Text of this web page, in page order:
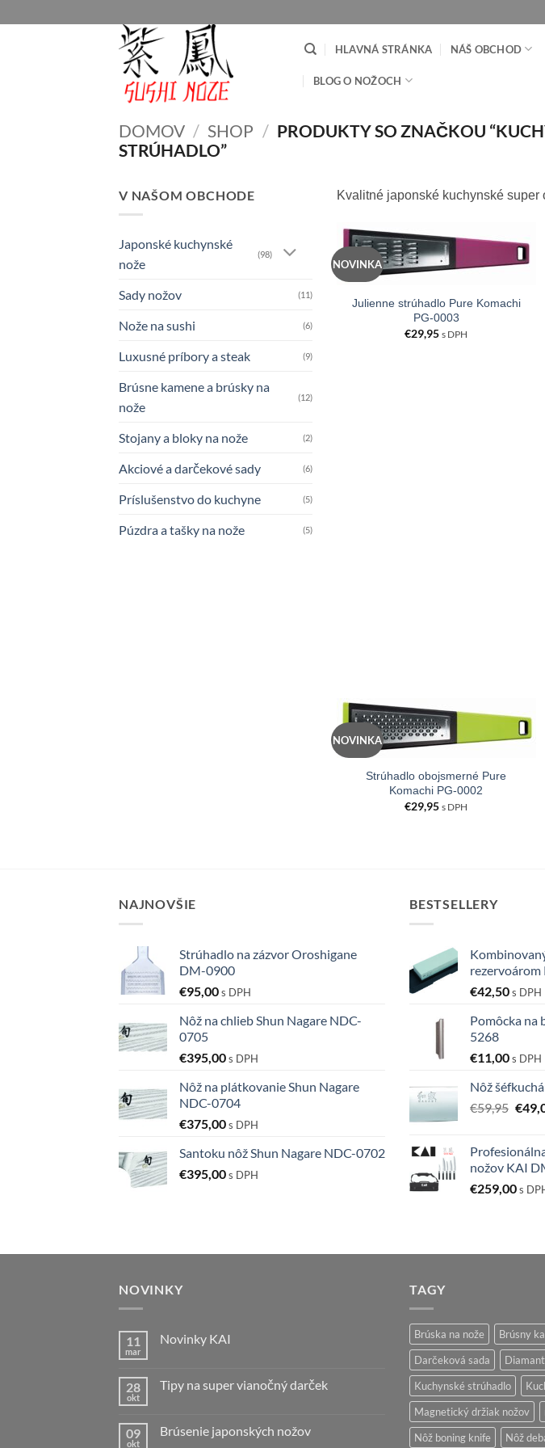
to
HLAVNÁ STRÁNKA NÁŠ OBCHOD
BLOG O NOŽOCH
DOMOV / SHOP / PRODUKTY SO ZNAČKOU
STRÚHADLO”
V NAŠOM OBCHODE
Japonské kuchynské
nože
(98)
Sady nožov (11)
Nože na sushi (6)
Luxusné príbory a steak (9)
Brúsne kamene a brúsky na
nože
(12)
Stojany a bloky na nože (2)
Akciové a darčekové sady (6)
Príslušenstvo do kuchyne (5)
Púzdra a tašky na nože (5)
Kvalitné japonské kuchynské super
NOVINKA
Julienne strúhadlo Pure Komachi
PG-0003
€29,95 s DPH
NOVINKA
Strúhadlo obojsmerné Pure
Komachi PG-0002
€29,95 s DPH
NAJNOVŠIE
Strúhadlo na zázvor Oroshigane
DM-0900
€95,00s DPH
Nôž na chlieb Shun Nagare NDC-
0705
€395,00s DPH
Nôž na plátkovanie Shun Nagare
NDC-0704
€375,00s DPH
Santoku nôž Shun Nagare NDC-0702
€395,00s DPH
BESTSELLERY
€42,50s DPH
Pomôcka na
5268
€11,00s DPH
Nôž
€59,95 €
nožov KAI
€259,00s
NOVINKY
11
mar
Novinky KAI
Novinky
28
okt
Tipy na super vianočný darček
Tipy
09
okt
Brúsenie japonských nožov
TAGY
Brúska na nože Brúsny
Darčeková sada
Kuchynské strúhadlo
Magnetický držiak nožov
Nôž boning knife
Nôž